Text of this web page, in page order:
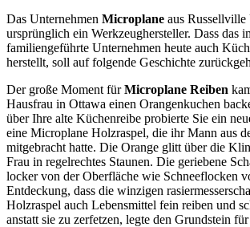
Das Unternehmen Microplane aus
ursprünglich ein Werkzeughersteller. Dass das
familiengeführte Unternehmen heute auch
herstellt, soll auf folgende Geschichte
Der große Moment fürMicroplane Reiben
Hausfrau in Ottawa einen Orangenkuchen
über Ihre alte Küchenreibe probierte Sie ein
eine Microplane Holzraspel, die ihr Mann aus
mitgebracht hatte. Die Orange glitt über die
Frau in regelrechtes Staunen. Die geriebene
locker von der Oberfläche wie Schneeflocken
Entdeckung, dass die winzigen
Holzraspel auch Lebensmittel fein reiben und
anstatt sie zu zerfetzen, legte den Grundstein